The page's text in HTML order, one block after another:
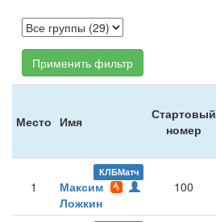
Применить фильтр
Место Имя
Стартовый
номер
1
КЛБМатч
Максим
Ложкин
100